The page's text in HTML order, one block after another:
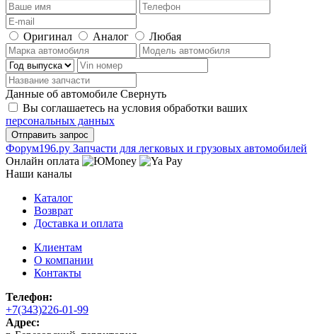
Оригинал Аналог Любая
Данные об автомобиле Свернуть
Вы соглашаетесь на условия обработки ваших
персональных данных
Фoрум196.ру Запчасти для легковых и грузовых автомобилей
Онлайн оплата
Наши каналы
Каталог
Возврат
Доставка и оплата
Клиентам
О компании
Контакты
Телефон:
+7(343)226-01-99
Адрес: